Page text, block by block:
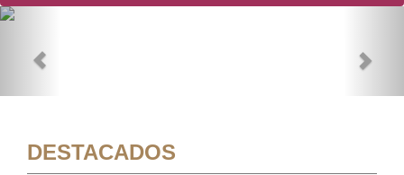
DESTACADOS